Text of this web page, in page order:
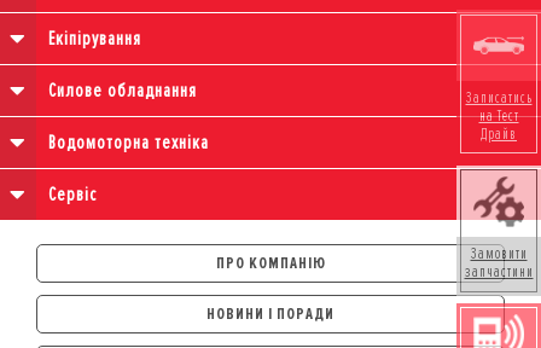
Екіпірування
Силове обладнання
Водомоторна техніка
Сервіс
ПРО КОМПАНІЮ
НОВИНИ І ПОРАДИ
Записатись
на Тест
Драйв
Замовити
запчастини